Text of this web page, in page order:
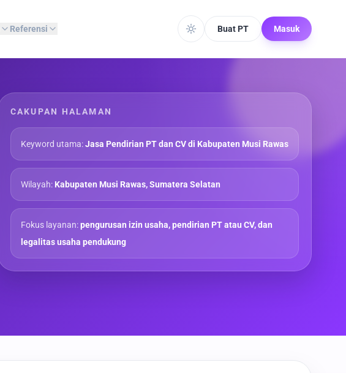
Referensi Buat PT Masuk
CAKUPAN HALAMAN
Keyword utama:Jasa Pendirian PT dan CV di Kabupaten Musi Rawas
Wilayah: Kabupaten Musi Rawas, Sumatera Selatan
Fokus layanan:pengurusan izin usaha, pendirian PT atau CV, dan
legalitas usaha pendukung